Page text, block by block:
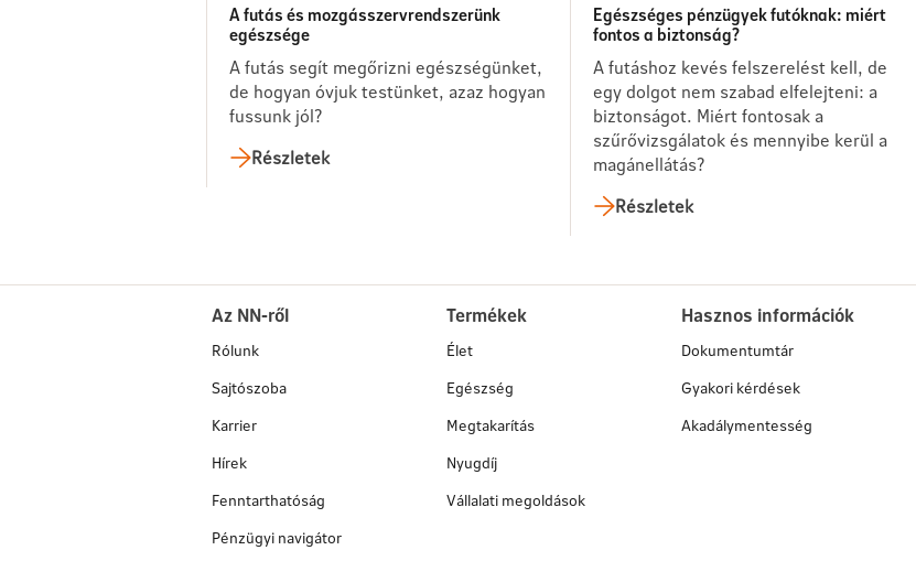
A futás és mozgásszervrendszerünk
egészsége
A futás segít megőrizni egészségünket,
de hogyan óvjuk testünket, azaz hogyan
fussunk jól?
Részletek
Egészséges pénzügyek futóknak: miért
fontos a biztonság?
A futáshoz kevés felszerelést kell, de
egy dolgot nem szabad elfelejteni: a
biztonságot. Miért fontosak a
szűrővizsgálatok és mennyibe kerül a
magánellátás?
Részletek
Az NN-ről
Rólunk
Sajtószoba
Karrier
Hírek
Fenntarthatóság
Pénzügyi navigátor
Termékek
Élet
Egészség
Megtakarítás
Nyugdíj
Vállalati megoldások
Hasznos információk
Dokumentumtár
Gyakori kérdések
Akadálymentesség